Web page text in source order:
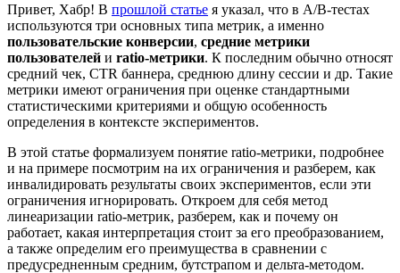
Привет, Хабр! В прошлой статье я указал, что в A/B-тестах
используются три основных типа метрик, а именно
пользовательские конверсии, средние метрики
пользователей и ratio-метрики. К последним обычно относят
средний чек, CTR баннера, среднюю длину сессии и др. Такие
метрики имеют ограничения при оценке стандартными
статистическими критериями и общую особенность
определения в контексте экспериментов.
В этой статье формализуем понятие ratio-метрики, подробнее
и на примере посмотрим на их ограничения и разберем, как
инвалидировать результаты своих экспериментов, если эти
ограничения игнорировать. Откроем для себя метод
линеаризации ratio-метрик, разберем, как и почему он
работает, какая интерпретация стоит за его преобразованием,
а также определим его преимущества в сравнении с
предусредненным средним, бутстрапом и дельта-методом.